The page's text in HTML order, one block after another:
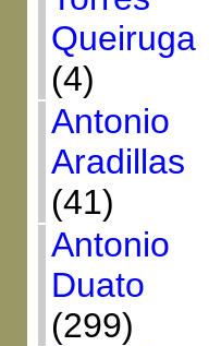
Queiruga
(4)
Antonio
Aradillas
(41)
Antonio
Duato
(299)